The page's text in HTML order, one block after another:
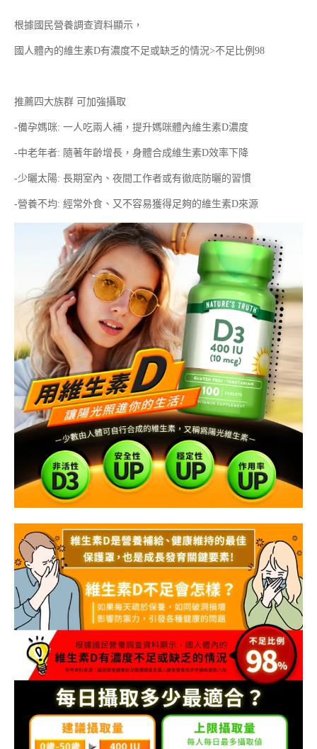
根據國民營養調查資料顯示，
國人體內的維生素D有濃度不足或缺乏的情況>不足比例98
推薦四大族群 可加強攝取
-備孕媽咪: 一人吃兩人補，提升媽咪體內維生素D濃度
-中老年者: 隨著年齡增長，身體合成維生素D效率下降
-少曬太陽: 長期室內、夜間工作者或有徹底防曬的習慣
-營養不均: 經常外食、又不容易獲得足夠的維生素D來源